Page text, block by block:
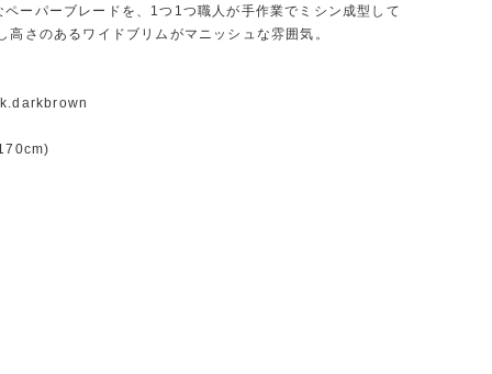
ペーパーブレードを、1つ1つ職人が手作業でミシン成型して
高さのあるワイドブリムがマニッシュな雰囲気。